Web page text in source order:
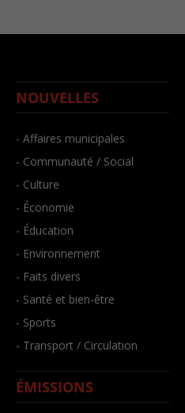
NOUVELLES
- Affaires municipales
- Communauté / Social
- Culture
- Économie
- Éducation
- Environnement
- Faits divers
- Santé et bien-être
- Sports
- Transport / Circulation
ÉMISSIONS